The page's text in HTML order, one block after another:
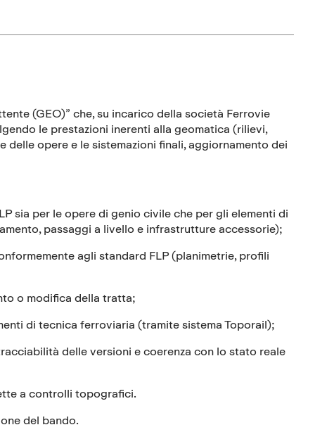
(GEO)” che, su incarico della società Ferrovie
le prestazioni inerenti alla geomatica (rilievi,
opere e le sistemazioni finali, aggiornamento dei
sia per le opere di genio civile che per gli elementi di
passaggi a livello e infrastrutture accessorie);
agli standard FLP (planimetrie, profili
o modifica della tratta;
di tecnica ferroviaria (tramite sistema Toporail);
delle versioni e coerenza con lo stato reale
a controlli topografici.
del bando.